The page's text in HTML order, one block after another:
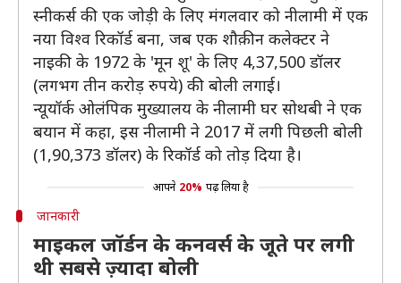
स्नीकर्स की एक जोड़ी के लिए मंगलवार को नीलामी में एक
नया विश्व रिकॉर्ड बना, जब एक शौक़ीन कलेक्टर ने
नाइकी के 1972 के 'मून शू' के लिए 4,37,500 डॉलर
(लगभग तीन करोड़ रुपये) की बोली लगाई।
न्यूयॉर्क ओलंपिक मुख्यालय के नीलामी घर सोथबी ने एक
बयान में कहा, इस नीलामी ने 2017 में लगी पिछली बोली
(1,90,373 डॉलर) के रिकॉर्ड को तोड़ दिया है।
आपने 20% पढ़ लिया है
जानकारी
माइकल जॉर्डन के कनवर्स के जूते पर लगी
थी सबसे ज़्यादा बोली